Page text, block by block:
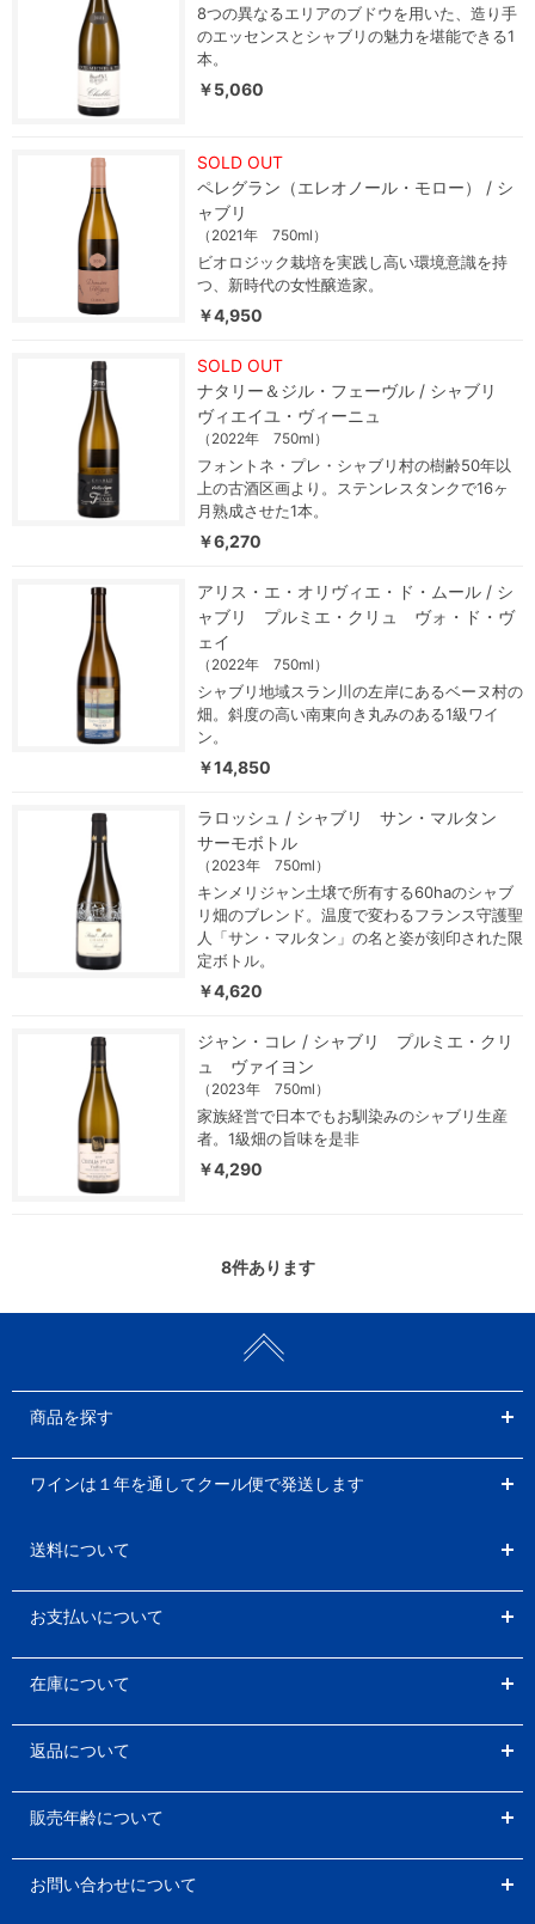
8つの異なるエリアのブドウを用いた、造り手
のエッセンスとシャブリの魅力を堪能できる1
本。
￥5,060
SOLD OUT
ペレグラン（エレオノール・モロー） / シ
ャブリ
（2021年 750ml）
ビオロジック栽培を実践し高い環境意識を持
つ、新時代の女性醸造家。
￥4,950
SOLD OUT
ナタリー＆ジル・フェーヴル / シャブリ
ヴィエイユ・ヴィーニュ
（2022年 750ml）
フォントネ・プレ・シャブリ村の樹齢50年以
上の古酒区画より。ステンレスタンクで16ヶ
月熟成させた1本。
￥6,270
アリス・エ・オリヴィエ・ド・ムール / シ
ャブリ プルミエ・クリュ ヴォ・ド・ヴ
ェイ
（2022年 750ml）
シャブリ地域スラン川の左岸にあるベーヌ村の
畑。斜度の高い南東向き丸みのある1級ワイ
ン。
￥14,850
ラロッシュ / シャブリ サン・マルタン
サーモボトル
（2023年 750ml）
キンメリジャン土壌で所有する60haのシャブ
リ畑のブレンド。温度で変わるフランス守護聖
人「サン・マルタン」の名と姿が刻印された限
定ボトル。
￥4,620
ジャン・コレ / シャブリ プルミエ・クリ
ュ ヴァイヨン
（2023年 750ml）
家族経営で日本でもお馴染みのシャブリ生産
者。1級畑の旨味を是非
￥4,290
8件あります
商品を探す
ワインは１年を通してクール便で発送します
送料について
お支払いについて
在庫について
返品について
販売年齢について
お問い合わせについて